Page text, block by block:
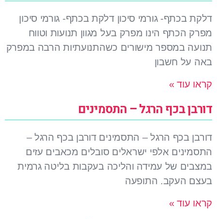
דלקת בכתף- גורמי סיכון דלקת בכתף- גורמי סיכון
מפרק הכתף הינו מפרק בעל מגוון תנועות וטווח
תנועה במספר מישורים כשהתנועתיות הרבה במפרק
באה על חשבון
קראו עוד »
דורבן בכף הרגל – התסמינים
דורבן בכף הרגל – התסמינים דורבן בכף הרגל –
התסמינים אלפי ישראלים סובלים מכאבים עזים
במצבים של עמידה והליכה בעקבות בליטה גרמית
בעצם העקב. התופעה
קראו עוד »